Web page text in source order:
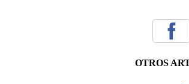
OTROS